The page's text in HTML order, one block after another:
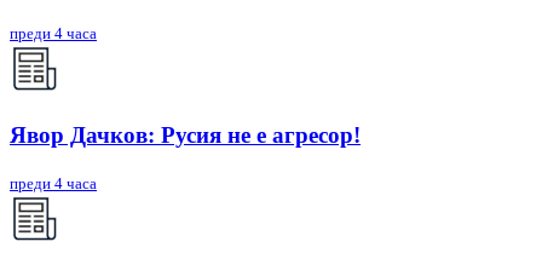
преди 4 часа
Явор Дачков: Русия не е агресор!
преди 4 часа